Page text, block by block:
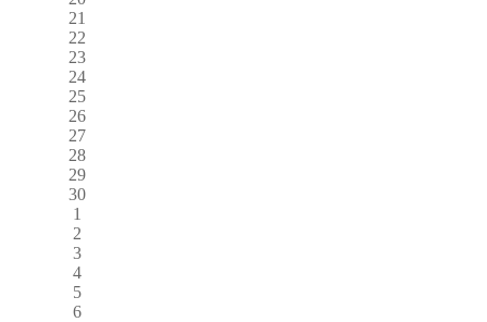
21
22
23
24
25
26
27
28
29
30
1
2
3
4
5
6